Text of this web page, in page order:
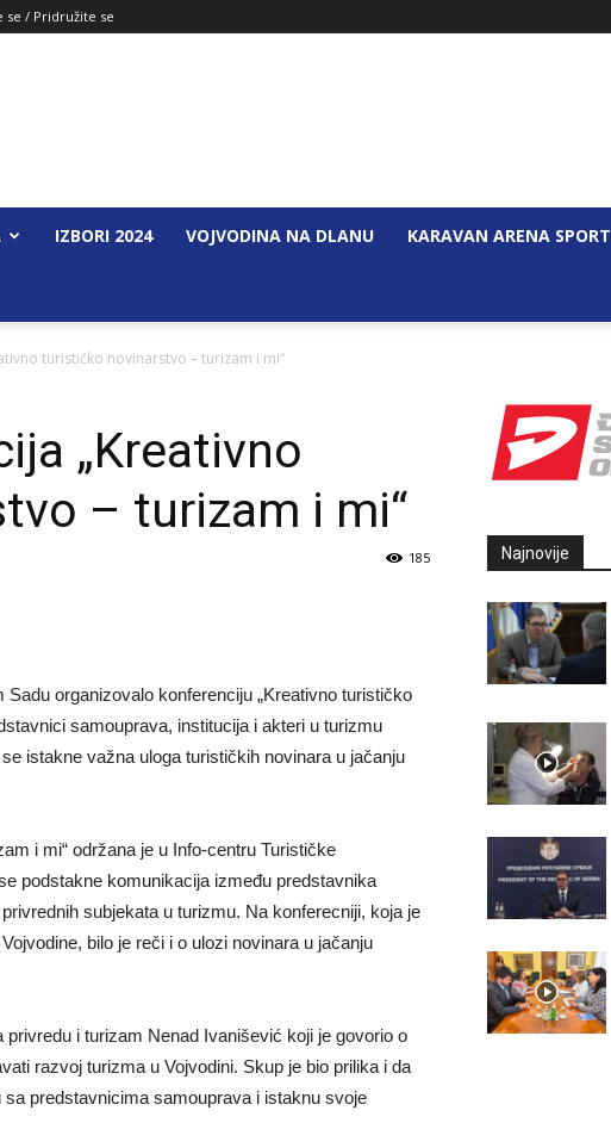
se / Pridružite se
IZBORI 2024 VOJVODINA NA DLANU KARAVAN ARENA SPORT
turističko novinarstvo – turizam i mi“
„Kreativno
– turizam i mi“
185
organizovalo konferenciju „Kreativno turističko
samouprava, institucija i akteri u turizmu
istakne važna uloga turističkih novinara u jačanju
i mi“ održana je u Info-centru Turističke
podstakne komunikacija između predstavnika
subjekata u turizmu. Na konferecniji, koja je
bilo je reči i o ulozi novinara u jačanju
i turizam Nenad Ivanišević koji je govorio o
razvoj turizma u Vojvodini. Skup je bio prilika i da
predstavnicima samouprava i istaknu svoje
Najnovije